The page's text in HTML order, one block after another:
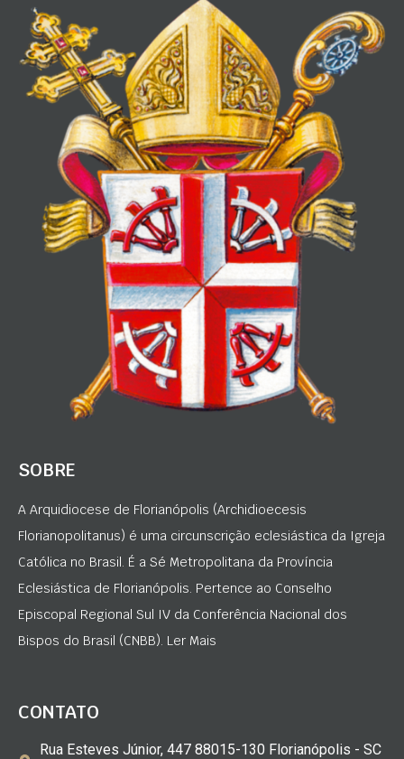
SOBRE
A Arquidiocese de Florianópolis (Archidioecesis
Florianopolitanus) é uma circunscrição eclesiástica da Igreja
Católica no Brasil. É a Sé Metropolitana da Província
Eclesiástica de Florianópolis. Pertence ao Conselho
Episcopal Regional Sul IV da Conferência Nacional dos
Bispos do Brasil (CNBB). Ler Mais
CONTATO
Rua Esteves Júnior, 447 88015-130 Florianópolis - SC